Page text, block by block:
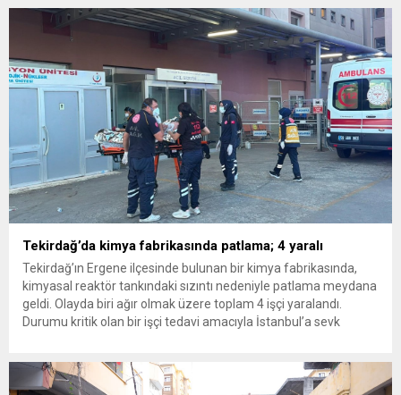
inceleme ve arama çalışmaları devam ediyor. İstanbul’da...
Tekirdağ’da kimya fabrikasında patlama; 4 yaralı
Tekirdağ’ın Ergene ilçesinde bulunan bir kimya fabrikasında,
kimyasal reaktör tankındaki sızıntı nedeniyle patlama meydana
geldi. Olayda biri ağır olmak üzere toplam 4 işçi yaralandı.
Durumu kritik olan bir işçi tedavi amacıyla İstanbul’a sevk
ilçesine...